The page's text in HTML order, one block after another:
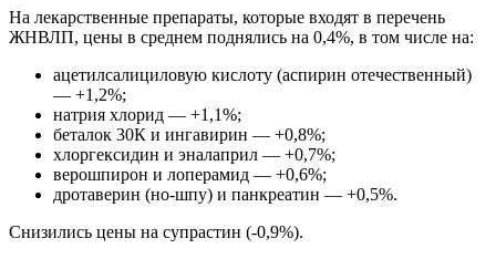
На лекарственные препараты, которые входят в перечень
ЖНВЛП, цены в среднем поднялись на 0,4%, в том числе на:
ацетилсалициловую кислоту (аспирин отечественный)
— +1,2%;
натрия хлорид — +1,1%;
беталок 30К и ингавирин — +0,8%;
хлоргексидин и эналаприл — +0,7%;
верошпирон и лоперамид — +0,6%;
дротаверин (но-шпу) и панкреатин — +0,5%.
Снизились цены на супрастин (-0,9%).